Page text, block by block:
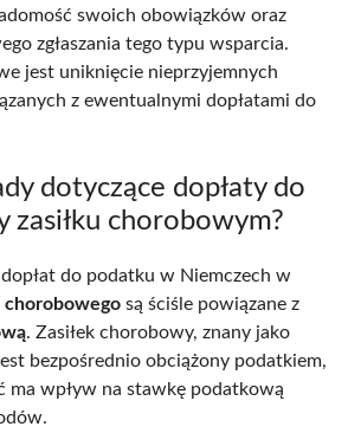
swoich obowiązków oraz
zgłaszania tego typu wsparcia.
jest uniknięcie nieprzyjemnych
z ewentualnymi dopłatami do
dotyczące dopłaty do
zasiłku chorobowym?
do podatku w Niemczech w
chorobowego są ściśle powiązane z
. Zasiłek chorobowy, znany jako
bezpośrednio obciążony podatkiem,
ma wpływ na stawkę podatkową